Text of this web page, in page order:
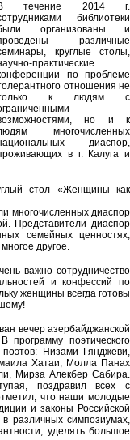
течение 2014 г.
библиотеки
организованы и
различные
круглые столы,
практические
по проблеме
отношения не
к людям с
но и к
многочисленных
диаспор,
в г. Калуга и
стол «Женщины как
многочисленных диаспор
Представители диаспор
семейных ценностях,
другое.
важно сотрудничество
и конфессий по
женщины всегда готовы
вечер азербайджанской
поэтического
Низами Гянджеви,
Хатаи, Молла Панах
Мирза Алекбер Сабира.
поздравил всех с
что наши молодые
и законы Российской
различных симпозиумах,
уделять большое